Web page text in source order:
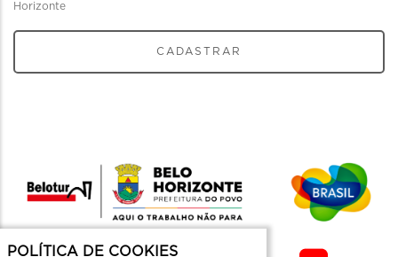
Horizonte
CADASTRAR
POLÍTICA DE COOKIES